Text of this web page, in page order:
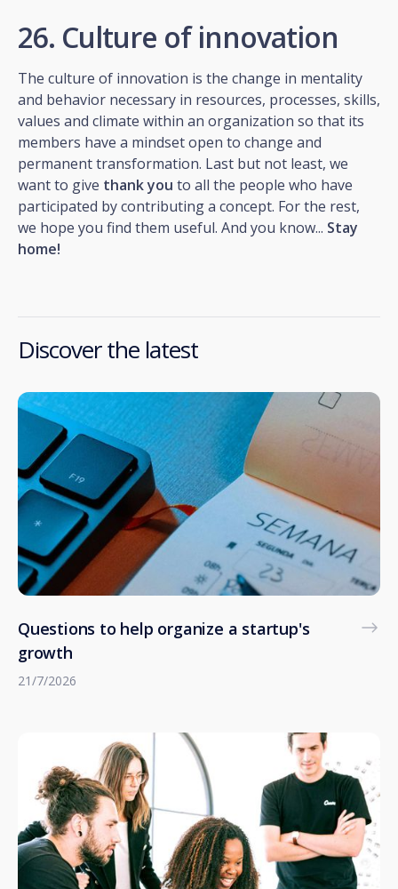
26. Culture of innovation
The culture of innovation is the change in mentality
and behavior necessary in resources, processes, skills,
values and climate within an organization so that its
members have a mindset open to change and
permanent transformation. Last but not least, we
want to give thank you to all the people who have
participated by contributing a concept. For the rest,
we hope you find them useful. And you know... Stay
home!
Discover the latest
Questions to help organize a startup's
growth
21/7/2026